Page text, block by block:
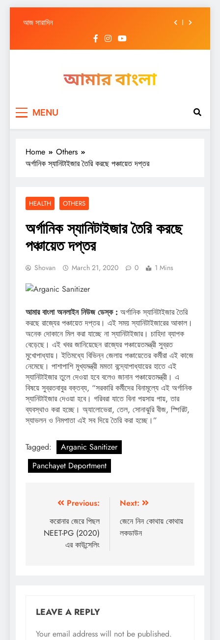
আজ সারাদিন
আজ সারাদিন
আজ সারাদিন
আজ সারাদিন
MENU
Home
Others
অর্গানিক স্যানিটাইজার তৈরি করছে পঞ্চায়েত দপ্তর
HEALTH OTHERS
অর্গানিক স্যানিটাইজার তৈরি করছে
পঞ্চায়েত দপ্তর
Shovan March 21, 2020 0 1 Mins
আমার বাংলা অনলাইন নিউজ ডেস্ক : অর্গানিক স্যানিটাইজার তৈরি
করছে রাজ্যের পঞ্চায়েত দপ্তর। এই সময় স্যানিটাইজারের আকাল।
অনেক দোকানে মিল করা যাচ্ছে না স্যানিটাইজার। চাহিদা ব্যাপক
বেড়েছে। এই খবর জানিয়েছেন রাজ্যের পঞ্চায়েতমন্ত্রী সুব্রত
মুখোপাধ্যায়। ইতিমধ্যে বিভিন্ন জেলায় পঞ্চায়েতের কর্মীরা এই কাজে
নেমেছে। পাশাপাশি মুখ্যমন্ত্রী মমতা বন্দ্যোপাধ্যায়ের হাতে এই
স্যানিটাইজার তুলে দেওয়া হবে বলেও জানান পঞ্চায়েতমন্ত্রী। এ
বিষয়ে সুব্রতবাবুর বক্তব্য, “সরকারি কর্মীদের বিনামূল্যে এই অর্গানিক
স্যানিটাইজার দেওয়া হবে। গরিবরা যাতে বিনা পয়সায় পায়, তার
ব্যবস্থাও করা হচ্ছে। অ্যালোভেরা, তেল, সোনাঝুরি বীজ, স্পিরিট,
স্যাভলন ও নিমপাতা এই সব দিয়ে তৈরি করা হচ্ছে।”
Tagged:
Arganic Sanitizer
Panchayet Deportment
navigation
Previous:
করোনার জেরে পিছল
NEET-PG (2020)
এর কাউন্সেলিং
Next:
জেনে নিন কোথায় কোথায়
লকডাউন
LEAVE A REPLY
Your email address will not be published.